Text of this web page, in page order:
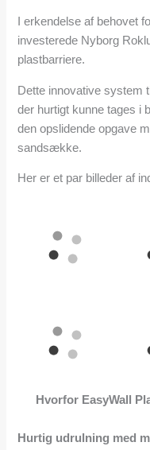
I erkendelse af behovet
investerede Nyborg
plastbarriere.
Dette innovative system
der hurtigt kunne tages i
den opslidende opgave
sandsække.
Her er et par billeder af
Hvorfor EasyWall
Hurtig udrulning med